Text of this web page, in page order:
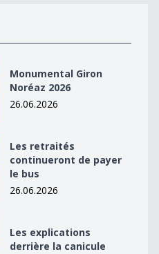
2026
Monumental Giron
Noréaz 2026
26.06.2026
de payer le bus
Les retraités
continueront de payer
le bus
26.06.2026
canicule
Les explications
derrière la canicule